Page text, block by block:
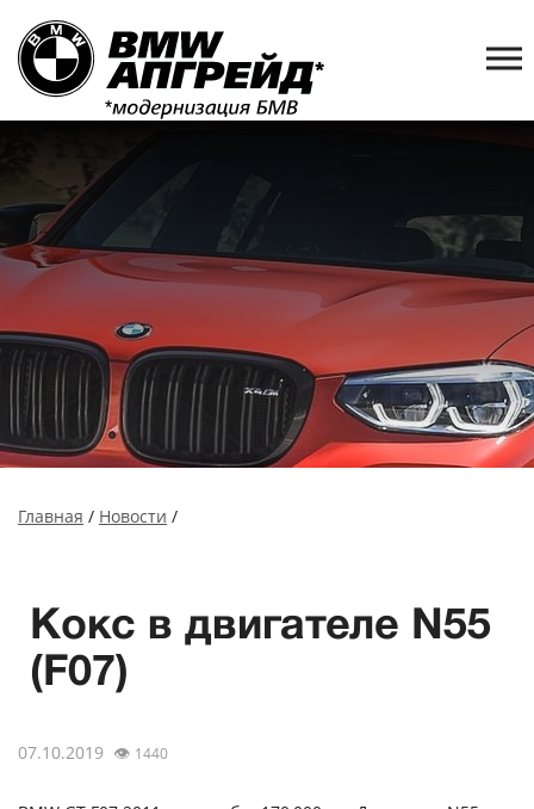
Главная / Новости /
Кокс в двигателе N55
(F07)
07.10.2019 👁 1440